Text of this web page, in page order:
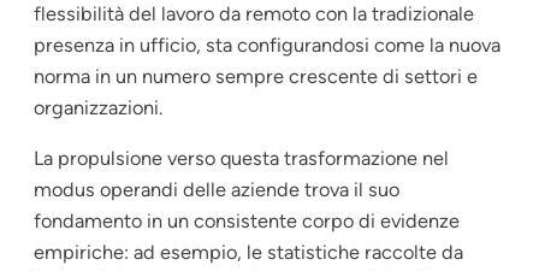
flessibilità del lavoro da remoto con la tradizionale
presenza in ufficio, sta configurandosi come la nuova
norma in un numero sempre crescente di settori e
organizzazioni.
La propulsione verso questa trasformazione nel
modus operandi delle aziende trova il suo
fondamento in un consistente corpo di evidenze
empiriche: ad esempio, le statistiche raccolte da